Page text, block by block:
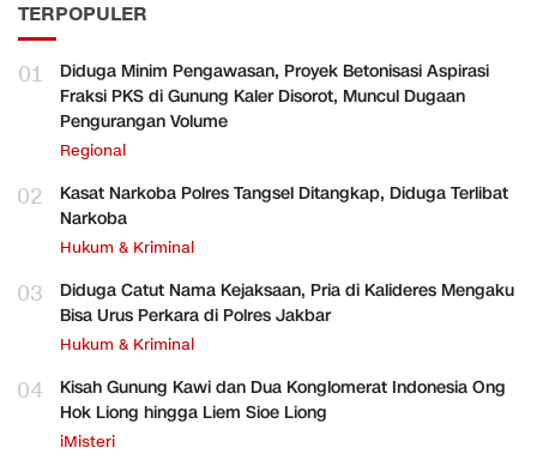
TERPOPULER
01
Diduga Minim Pengawasan, Proyek Betonisasi Aspirasi
Fraksi PKS di Gunung Kaler Disorot, Muncul Dugaan
Pengurangan Volume
Regional
02
Kasat Narkoba Polres Tangsel Ditangkap, Diduga Terlibat
Narkoba
Hukum & Kriminal
03
Diduga Catut Nama Kejaksaan, Pria di Kalideres Mengaku
Bisa Urus Perkara di Polres Jakbar
Hukum & Kriminal
04
Kisah Gunung Kawi dan Dua Konglomerat Indonesia Ong
Hok Liong hingga Liem Sioe Liong
iMisteri